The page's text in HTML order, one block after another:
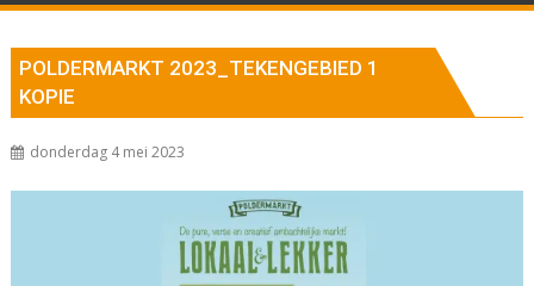
POLDERMARKT 2023_TEKENGEBIED 1
KOPIE
donderdag 4 mei 2023